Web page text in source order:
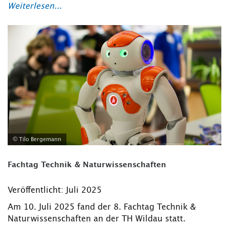
Weiterlesen...
© Tilo Bergemann
Fachtag Technik & Naturwissenschaften
Veröffentlicht: Juli 2025
Am 10. Juli 2025 fand der 8. Fachtag Technik &
Naturwissenschaften an der TH Wildau statt.